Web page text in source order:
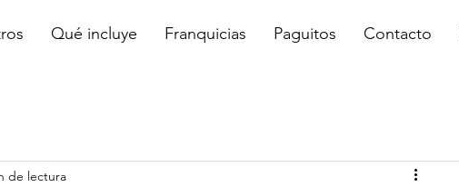
Qué incluye Franquicias Paguitos Contacto
de lectura